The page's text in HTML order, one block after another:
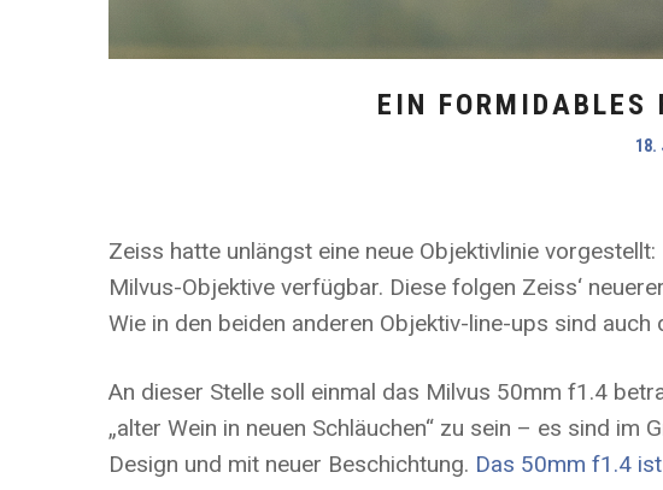
EIN
18.
Zeiss hatte unlängst eine neue Objektivlinie
Milvus-Objektive verfügbar. Diese folgen Zeiss‘
Wie in den beiden anderen Objektiv-line-ups sind
An dieser Stelle soll einmal das Milvus 50mm f1.4
„alter Wein in neuen Schläuchen“ zu sein – es sind
Design und mit neuer Beschichtung. Das 50mm f1.4